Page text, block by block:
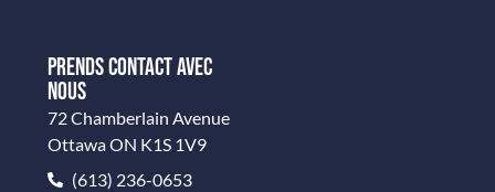
PRENDS CONTACT AVEC
NOUS
72 Chamberlain Avenue
Ottawa ON K1S 1V9
(613) 236-0653